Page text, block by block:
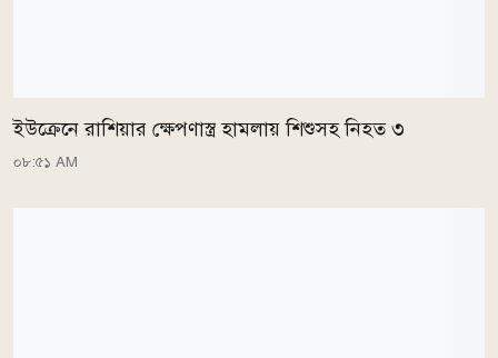
ইউক্রেনে রাশিয়ার ক্ষেপণাস্ত্র হামলায় শিশুসহ নিহত ৩
০৮:৫১ AM